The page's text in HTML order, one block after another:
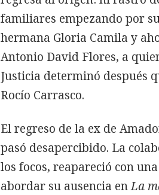
familiares empezando por
hermana Gloria Camila y
Antonio David Flores, a
Justicia determinó después
Rocío Carrasco.
El regreso de la ex de
pasó desapercibido. La
los focos, reapareció con
abordar su ausencia enLa